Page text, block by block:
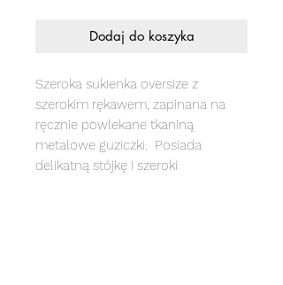
Dodaj do koszyka
Szeroka sukienka oversize z
szerokim rękawem, zapinana na
ręcznie powlekane tkaniną
metalowe guziczki. Posiada
delikatną stójkę i szeroki